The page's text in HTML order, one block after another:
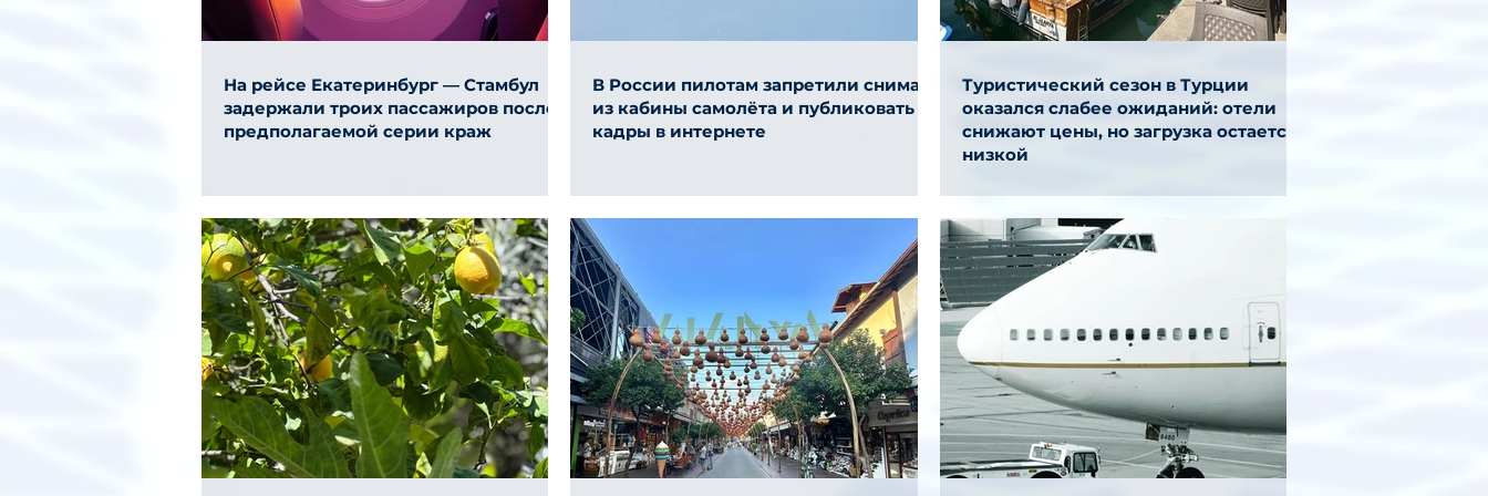
На рейсе Екатеринбург — Стамбул
задержали троих пассажиров после
предполагаемой серии краж
В России пилотам запретили снимать
из кабины самолёта и публиковать
кадры в интернете
Туристический сезон в Турции
оказался слабее ожиданий: отели
снижают цены, но загрузка остается
низкой